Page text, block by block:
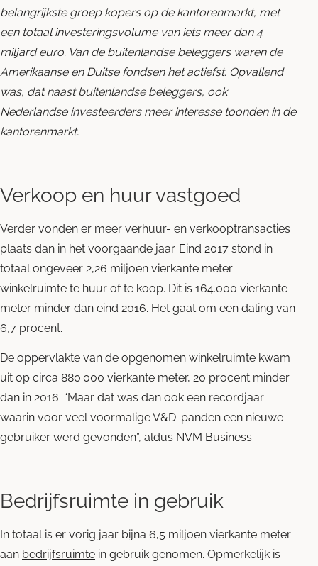
belangrijkste groep kopers op de kantorenmarkt, met
een totaal investeringsvolume van iets meer dan 4
miljard euro. Van de buitenlandse beleggers waren de
Amerikaanse en Duitse fondsen het actiefst. Opvallend
was, dat naast buitenlandse beleggers, ook
Nederlandse investeerders meer interesse toonden in de
kantorenmarkt.
Verkoop en huur vastgoed
Verder vonden er meer verhuur- en verkooptransacties
plaats dan in het voorgaande jaar. Eind 2017 stond in
totaal ongeveer 2,26 miljoen vierkante meter
winkelruimte te huur of te koop. Dit is 164.000 vierkante
meter minder dan eind 2016. Het gaat om een daling van
6,7 procent.
De oppervlakte van de opgenomen winkelruimte kwam
uit op circa 880.000 vierkante meter, 20 procent minder
dan in 2016. “Maar dat was dan ook een recordjaar
waarin voor veel voormalige V&D-panden een nieuwe
gebruiker werd gevonden”, aldus NVM Business.
Bedrijfsruimte in gebruik
In totaal is er vorig jaar bijna 6,5 miljoen vierkante meter
aan bedrijfsruimte in gebruik genomen. Opmerkelijk is